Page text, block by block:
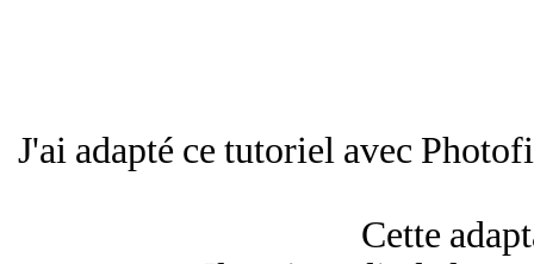
J'ai adapté ce tutoriel avec
Cette